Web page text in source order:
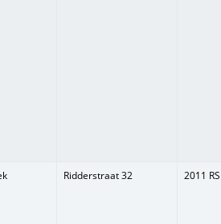
Ridderstraat 32 2011 RS